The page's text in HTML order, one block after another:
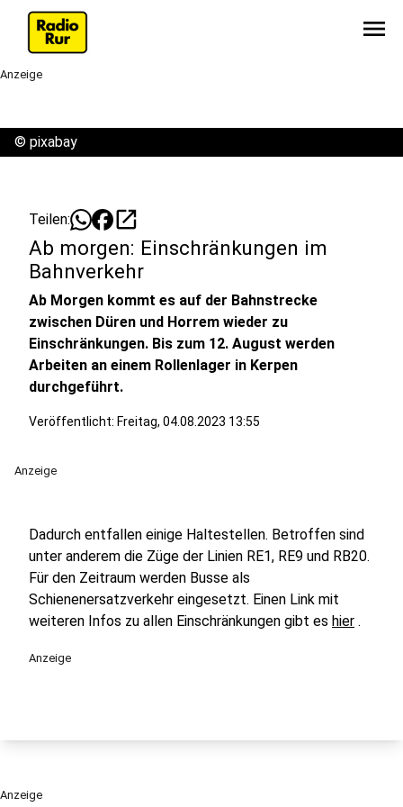
menu
Anzeige
© pixabay
Teilen: open_in_new
Ab morgen: Einschränkungen im
Bahnverkehr
Ab Morgen kommt es auf der Bahnstrecke
zwischen Düren und Horrem wieder zu
Einschränkungen. Bis zum 12. August werden
Arbeiten an einem Rollenlager in Kerpen
durchgeführt.
Veröffentlicht: Freitag, 04.08.2023 13:55
Anzeige
Dadurch entfallen einige Haltestellen. Betroffen sind
unter anderem die Züge der Linien RE1, RE9 und RB20.
Für den Zeitraum werden Busse als
Schienenersatzverkehr eingesetzt. Einen Link mit
weiteren Infos zu allen Einschränkungen gibt es hier .
Anzeige
Anzeige